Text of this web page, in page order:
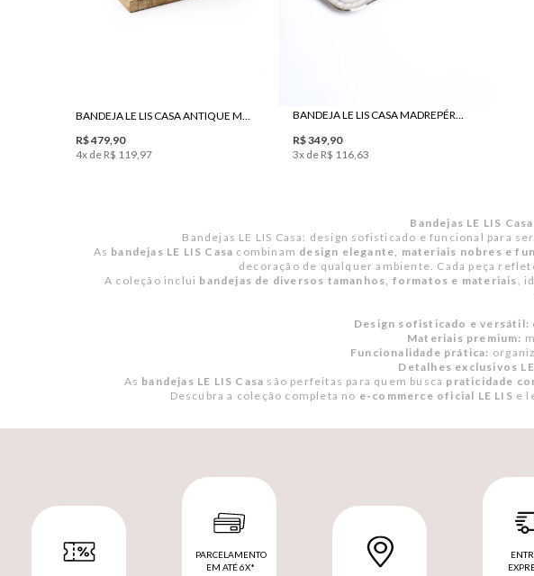
BANDEJA LE LIS CASA ANTIQUE MARROM
R$479,90
4x de R$ 119,97
BANDEJA LE LIS CASA MADREPÉROLA II
R$349 90
3x de R$ 116 63
Bandejas LE LIS
Bandejas LE LIS Casa: design sofisticado e funcional para
As bandejas LE LIS Casa combinam design elegante, materiais nobres e
decoração de qualquer ambiente. Cada peça
A coleção inclui bandejas de diversos tamanhos, formatos e materiais ,
Design sofisticado e versátil:
Materiais premium:
Funcionalidade prática:
Detalhes exclusivos
As bandejas LE LIS Casa são perfeitas para quem busca praticidade
Descubra a coleção completa no e-commerce oficial LE LIS e
PARCELAMENTO
EM ATÉ 6X*